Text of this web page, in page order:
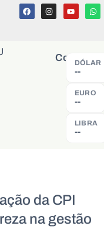
Cotação
DÓLAR
--
EURO
--
LIBRA
--
da CPI
na gestão